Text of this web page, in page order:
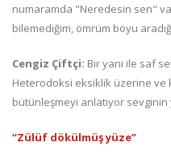
numaramda "Neredesin sen"
bilemediğim, ömrüm boyu
Cengiz Çiftçi: Bir yanı ile saf
Heterodoksi eksiklik üzerine ve
bütünleşmeyi anlatıyor sevginin
“Zülüf dökülmüş yüze”